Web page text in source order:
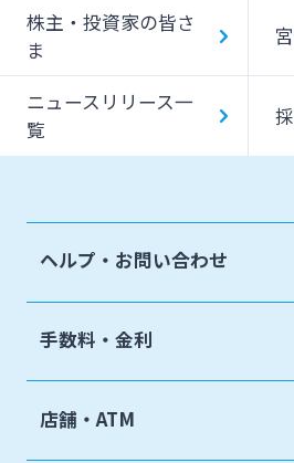
ログオン
English
個人のお客さま
株主・投資家の皆さ
ま
ニュースリリース一
覧
ヘルプ・お問い合わせ
手数料・金利
店舗・ATM